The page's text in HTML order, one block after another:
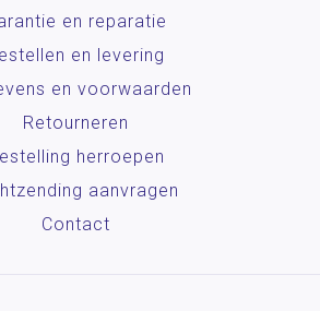
en reparatie
en levering
en voorwaarden
Retourneren
herroepen
aanvragen
Contact